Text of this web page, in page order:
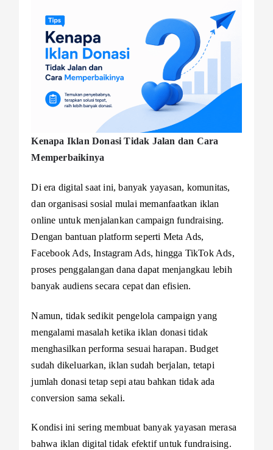
Kenapa Iklan Donasi Tidak Jalan dan Cara
Memperbaikinya
Di era digital saat ini, banyak yayasan, komunitas,
dan organisasi sosial mulai memanfaatkan iklan
online untuk menjalankan campaign fundraising.
Dengan bantuan platform seperti Meta Ads,
Facebook Ads, Instagram Ads, hingga TikTok Ads,
proses penggalangan dana dapat menjangkau lebih
banyak audiens secara cepat dan efisien.
Namun, tidak sedikit pengelola campaign yang
mengalami masalah ketika iklan donasi tidak
menghasilkan performa sesuai harapan. Budget
sudah dikeluarkan, iklan sudah berjalan, tetapi
jumlah donasi tetap sepi atau bahkan tidak ada
conversion sama sekali.
Kondisi ini sering membuat banyak yayasan merasa
bahwa iklan digital tidak efektif untuk fundraising.